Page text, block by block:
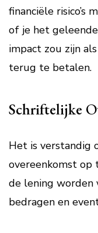
financiële risico’s
of je het
impact zou zijn
terug te betalen.
Schriftelijke
Het is verstandig
overeenkomst op
de lening worden
bedragen en